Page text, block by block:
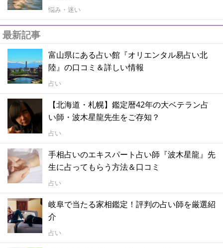
悩み・迷い
最新記事
富山県にある占い館『オリエンタル易占い北
陸』の口コミ＆詳しい情報
占い
【北海道・札幌】鑑定暦42年の大ベテラン占
い師・波木星龍先生をご存知？
占い
手相占いのエキスパート占い師『波木星龍』先
生に占ってもらう方法＆口コミ
占い
岐阜で当たる家相鑑定！評判の占い師を厳選紹
介
占い